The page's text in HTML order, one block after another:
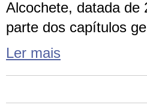
Alcochete, datada de
parte dos capítulos
Ler mais